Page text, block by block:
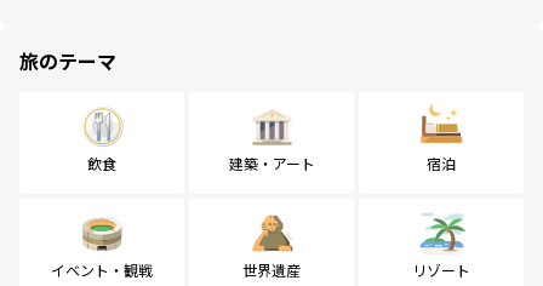
旅のテーマ
飲食 建築・アート 宿泊
イベント・観戦 世界遺産 リゾート